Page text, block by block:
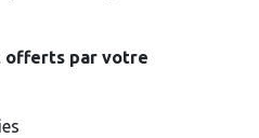
offerts par votre